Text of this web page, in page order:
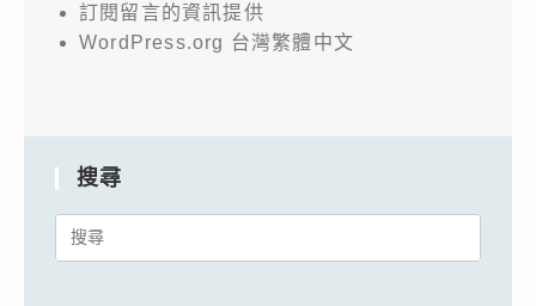
訂閱留言的資訊提供
WordPress.org 台灣繁體中文
搜尋
Search